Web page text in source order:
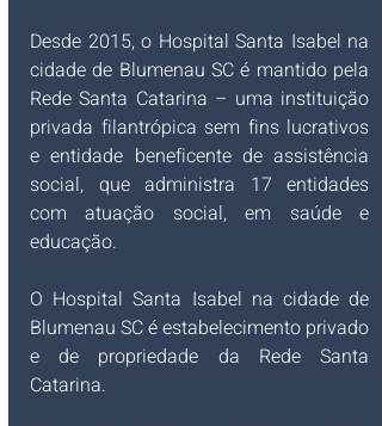
Desde 2015, o Hospital Santa Isabel na
cidade de Blumenau SC é mantido pela
Rede Santa Catarina – uma instituição
privada filantrópica sem fins lucrativos
e entidade beneficente de assistência
social, que administra 17 entidades
com atuação social, em saúde e
educação.
O Hospital Santa Isabel na cidade de
Blumenau SC é estabelecimento privado
e de propriedade da Rede Santa
Catarina.